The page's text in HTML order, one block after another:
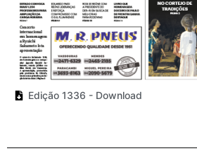
Edição 1336 - Download